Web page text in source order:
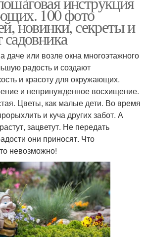
100 фото
новинки, секреты и
садовника
даче или возле окна многоэтажного
радость и создают
и красоту для окружающих.
и непринужденное восхищение.
Цветы, как малые дети. Во время
и куча других забот. А
зацветут. Не передать
они приносят. Что
невозможно!